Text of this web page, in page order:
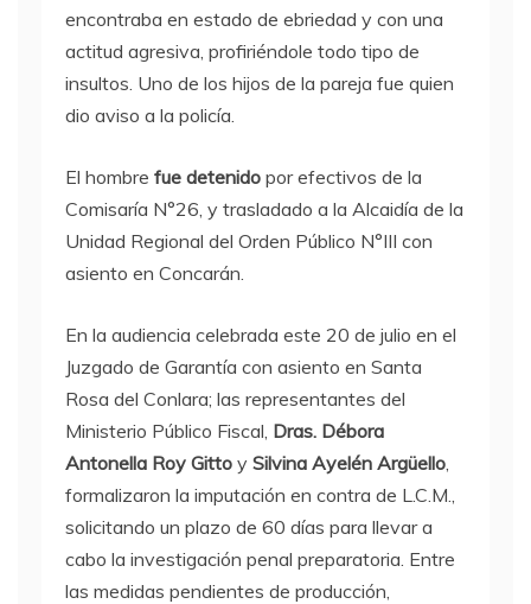
encontraba en estado de ebriedad y con una
actitud agresiva, profiriéndole todo tipo de
insultos. Uno de los hijos de la pareja fue quien
dio aviso a la policía.
El hombre fue detenido por efectivos de la
Comisaría N°26, y trasladado a la Alcaidía de la
Unidad Regional del Orden Público N°III con
asiento en Concarán.
En la audiencia celebrada este 20 de julio en el
Juzgado de Garantía con asiento en Santa
Rosa del Conlara; las representantes del
Ministerio Público Fiscal, Dras. Débora
Antonella Roy Gitto y Silvina Ayelén Argüello,
formalizaron la imputación en contra de L.C.M.,
solicitando un plazo de 60 días para llevar a
cabo la investigación penal preparatoria. Entre
las medidas pendientes de producción,